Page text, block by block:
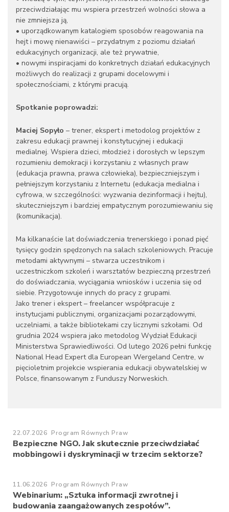
przeciwdziałając mu wspiera przestrzeń wolności słowa a
nie zmniejsza ją,
• uporządkowanym katalogiem sposobów reagowania na
hejt i mowę nienawiści – przydatnym z poziomu działań
edukacyjnych organizacji, ale też prywatnie,
• nowymi inspiracjami do konkretnych działań edukacyjnych
możliwych do realizacji z grupami docelowymi i
społecznościami, z którymi pracują.
Spotkanie poprowadzi:
Maciej Sopyło – trener, ekspert i metodolog projektów z
zakresu edukacji prawnej i konstytucyjnej i edukacji
medialnej. Wspiera dzieci, młodzież i dorosłych w lepszym
rozumieniu demokracji i korzystaniu z własnych praw
(edukacja prawna, prawa człowieka), bezpieczniejszym i
pełniejszym korzystaniu z Internetu (edukacja medialna i
cyfrowa, w szczególności: wyzwania dezinformacji i hejtu),
skuteczniejszym i bardziej empatycznym porozumiewaniu się
(komunikacja).
Ma kilkanaście lat doświadczenia trenerskiego i ponad pięć
tysięcy godzin spędzonych na salach szkoleniowych. Pracuje
metodami aktywnymi – stwarza uczestnikom i
uczestniczkom szkoleń i warsztatów bezpieczną przestrzeń
do doświadczania, wyciągania wniosków i uczenia się od
siebie. Przygotowuje innych do pracy z grupami.
Jako trener i ekspert – freelancer współpracuje z
instytucjami publicznymi, organizacjami pozarządowymi,
uczelniami, a także bibliotekami czy licznymi szkołami. Od
grudnia 2024 wspiera jako metodolog Wydział Edukacji
Ministerstwa Sprawiedliwości. Od lutego 2026 pełni funkcję
National Head Expert dla European Wergeland Centre, w
pięcioletnim projekcie wspierania edukacji obywatelskiej w
Polsce, finansowanym z Funduszy Norweskich.
22.07.2026 Program Równych Praw
Bezpieczne NGO. Jak skutecznie przeciwdziałać
mobbingowi i dyskryminacji w trzecim sektorze?
11.06.2026 Program Równych Praw
Webinarium: „Sztuka informacji zwrotnej i
budowania zaangażowanych zespołów”.